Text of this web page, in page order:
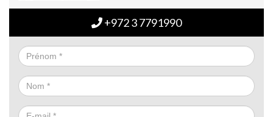
+972 3 7791990